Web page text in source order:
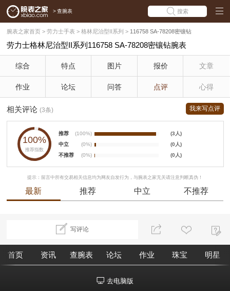
> 查腕表 搜索
腕表之家首页 > 劳力士手表 > 格林尼治型II系列 > 116758 SA-78208密镶钻
劳力士格林尼治型II系列116758 SA-78208密镶钻腕表
综合 特点 图片 报价 文章
作业 论坛 问答 点评 心得
相关评论 (3条) 我来写点评
100%
推荐指数
推荐 (100%)
(3人)
中立
(0%)
(0人)
不推荐
(0%) (0人)
提示：留言中所有交易相关信息均为网友自发行为，与腕表之家无关请注意判断真伪！
最新 推荐 中立 不推荐
写评论
首页 资讯 查腕表 论坛 作业 珠宝 明星
去电脑版